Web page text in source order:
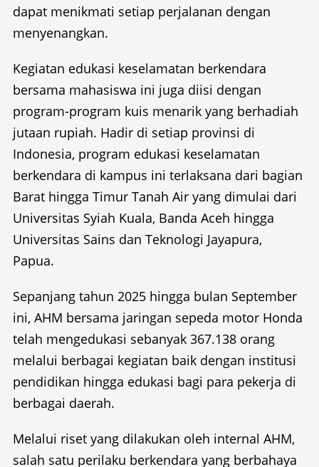
dapat menikmati setiap perjalanan dengan
menyenangkan.
Kegiatan edukasi keselamatan berkendara
bersama mahasiswa ini juga diisi dengan
program-program kuis menarik yang berhadiah
jutaan rupiah. Hadir di setiap provinsi di
Indonesia, program edukasi keselamatan
berkendara di kampus ini terlaksana dari bagian
Barat hingga Timur Tanah Air yang dimulai dari
Universitas Syiah Kuala, Banda Aceh hingga
Universitas Sains dan Teknologi Jayapura,
Papua.
Sepanjang tahun 2025 hingga bulan September
ini, AHM bersama jaringan sepeda motor Honda
telah mengedukasi sebanyak 367.138 orang
melalui berbagai kegiatan baik dengan institusi
pendidikan hingga edukasi bagi para pekerja di
berbagai daerah.
Melalui riset yang dilakukan oleh internal AHM,
salah satu perilaku berkendara yang berbahaya